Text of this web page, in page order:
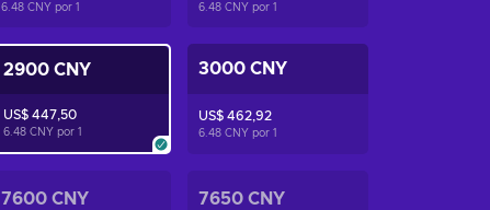
6.48 CNY por1 6.48 CNY por1
2900 CNY
US$ 447,50
6.48 CNY por1
3000 CNY
US$ 462,92
6.48 CNY por1
7600 CNY 7650 CNY